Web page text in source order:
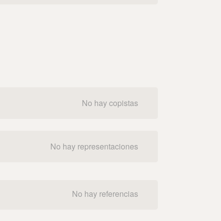
No hay copistas
No hay representaciones
No hay referencias